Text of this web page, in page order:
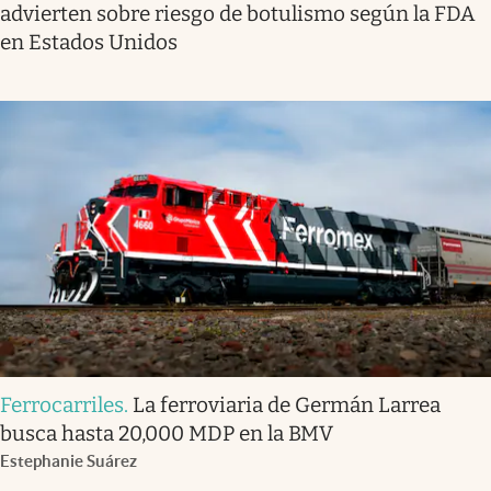
advierten sobre riesgo de botulismo según la FDA
en Estados Unidos
Ferrocarriles. La ferroviaria de Germán Larrea
busca hasta 20,000 MDP en la BMV
Estephanie Suárez